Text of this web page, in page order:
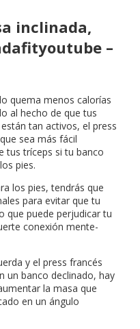
inclinada,
–
quema menos calorías
al hecho de que tus
tan activos, el press
sea más fácil
tus tríceps si tu banco
pies.
los pies, tendrás que
para evitar que tu
que puede perjudicar tu
conexión mente-
y el press francés
un banco declinado, hay
la masa que
en un ángulo